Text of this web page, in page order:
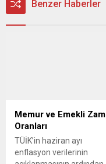
Benzer Haberler
Memur ve Emekli Zam
Oranları
TÜİK’in haziran ayı
enflasyon verilerinin